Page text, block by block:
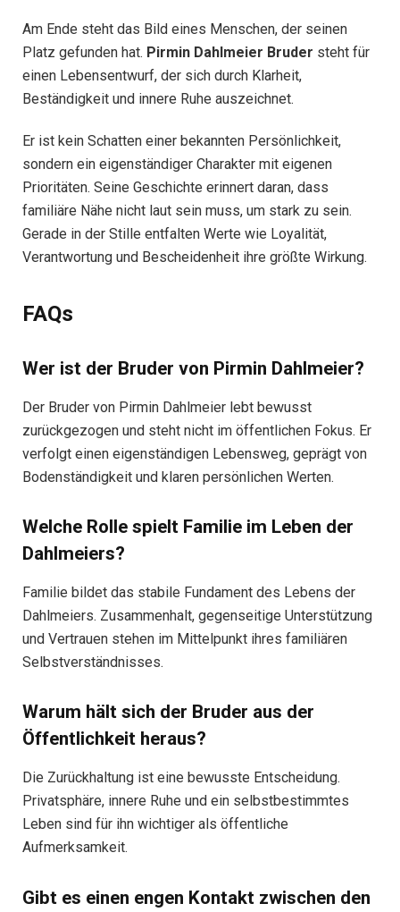
Am Ende steht das Bild eines Menschen, der seinen
Platz gefunden hat. Pirmin Dahlmeier Bruder steht für
einen Lebensentwurf, der sich durch Klarheit,
Beständigkeit und innere Ruhe auszeichnet.
Er ist kein Schatten einer bekannten Persönlichkeit,
sondern ein eigenständiger Charakter mit eigenen
Prioritäten. Seine Geschichte erinnert daran, dass
familiäre Nähe nicht laut sein muss, um stark zu sein.
Gerade in der Stille entfalten Werte wie Loyalität,
Verantwortung und Bescheidenheit ihre größte Wirkung.
FAQs
Wer ist der Bruder von Pirmin Dahlmeier?
Der Bruder von Pirmin Dahlmeier lebt bewusst
zurückgezogen und steht nicht im öffentlichen Fokus. Er
verfolgt einen eigenständigen Lebensweg, geprägt von
Bodenständigkeit und klaren persönlichen Werten.
Welche Rolle spielt Familie im Leben der
Dahlmeiers?
Familie bildet das stabile Fundament des Lebens der
Dahlmeiers. Zusammenhalt, gegenseitige Unterstützung
und Vertrauen stehen im Mittelpunkt ihres familiären
Selbstverständnisses.
Warum hält sich der Bruder aus der
Öffentlichkeit heraus?
Die Zurückhaltung ist eine bewusste Entscheidung.
Privatsphäre, innere Ruhe und ein selbstbestimmtes
Leben sind für ihn wichtiger als öffentliche
Aufmerksamkeit.
Gibt es einen engen Kontakt zwischen den